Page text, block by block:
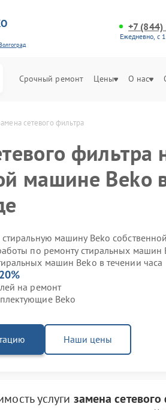
+7
Ежедневно, с
Срочный ремонт Цены О нас
сетевого фильтра
фильтра
машине Beko
машину Beko
по ремонту стиральных машин
машин Beko в течении часа
20%
на ремонт
Beko
Наши цены
услуги замена сетевого